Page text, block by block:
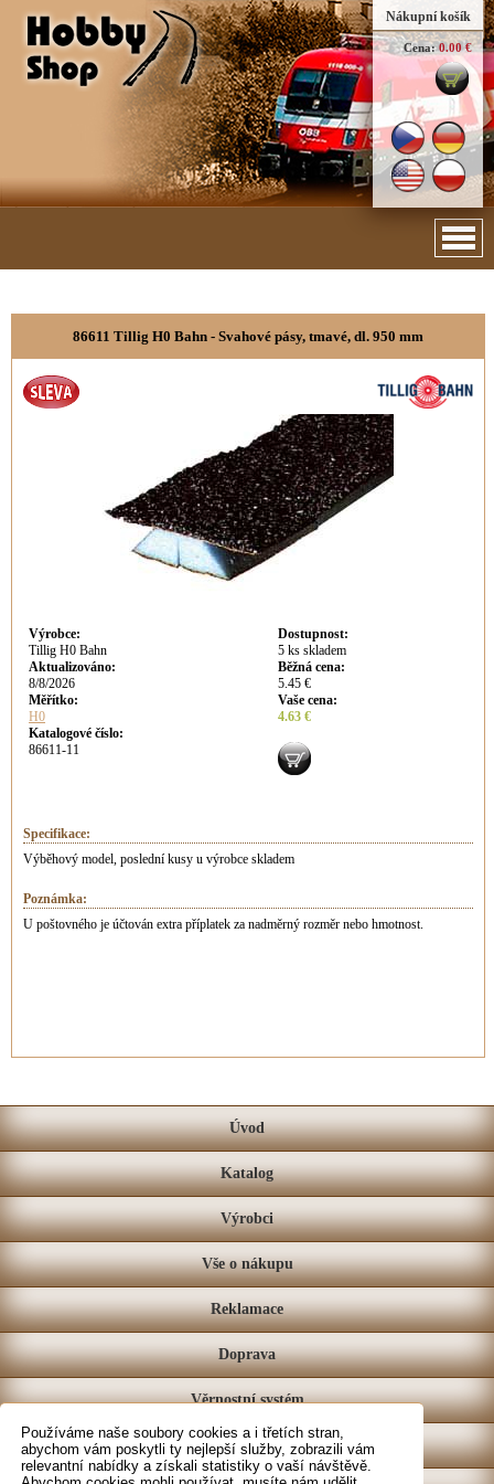
Používáme naše soubory cookies a i třetích stran,
abychom vám poskytli ty nejlepší služby, zobrazili vám
relevantní nabídky a získali statistiky o vaší návštěvě.
Nákupní košík
Cena: 0.00 €
86611 Tillig H0 Bahn - Svahové pásy, tmavé, dl. 950 mm
Výrobce:
Tillig H0 Bahn
Aktualizováno:
8/8/2026
Měřítko:
H0
Katalogové číslo:
86611-11
Dostupnost:
5 ks skladem
Běžná cena:
5.45 €
Vaše cena:
4.63 €
Specifikace:
Výběhový model, poslední kusy u výrobce skladem
Poznámka:
U poštovného je účtován extra příplatek za nadměrný rozměr nebo hmotnost.
Úvod
Katalog
Výrobci
Vše o nákupu
Reklamace
Doprava
Věrnostní systém
Prodejna